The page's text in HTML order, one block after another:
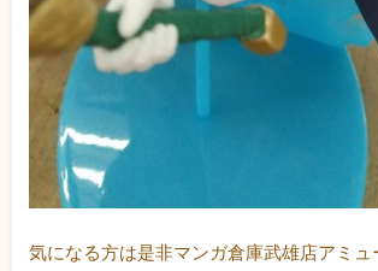
気になる方は是非マンガ倉庫武雄店アミュ